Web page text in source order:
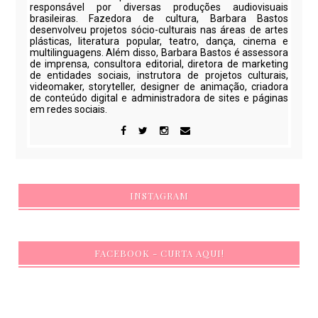
responsável por diversas produções audiovisuais
brasileiras. Fazedora de cultura, Barbara Bastos
desenvolveu projetos sócio-culturais nas áreas de artes
plásticas, literatura popular, teatro, dança, cinema e
multilinguagens. Além disso, Barbara Bastos é assessora
de imprensa, consultora editorial, diretora de marketing
de entidades sociais, instrutora de projetos culturais,
videomaker, storyteller, designer de animação, criadora
de conteúdo digital e administradora de sites e páginas
em redes sociais.
INSTAGRAM
FACEBOOK - CURTA AQUI!